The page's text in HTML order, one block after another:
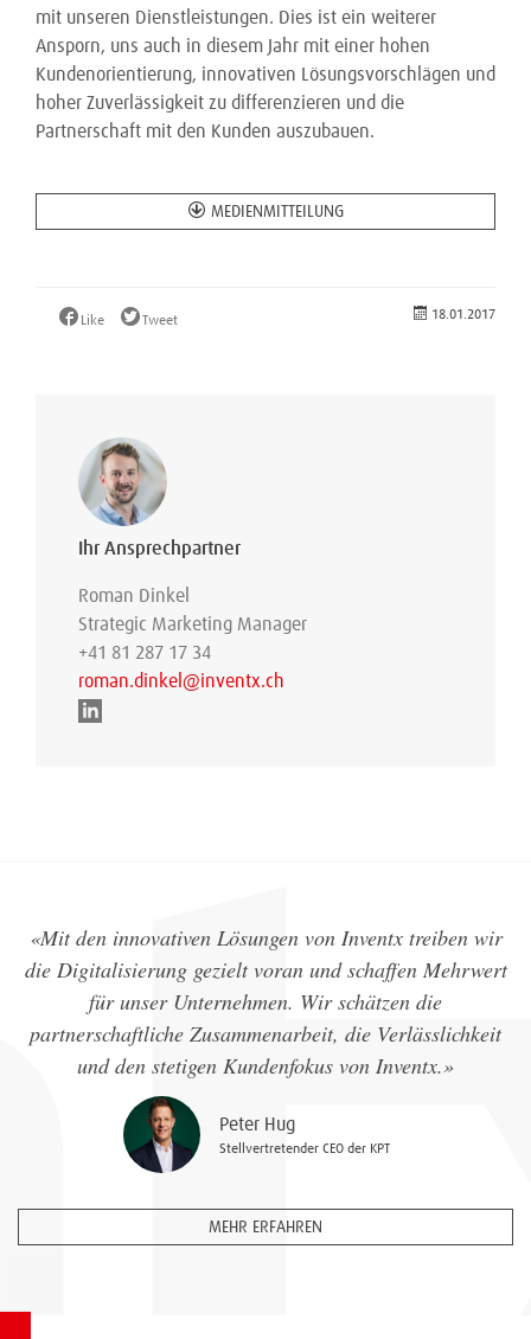
mit unseren Dienstleistungen. Dies ist ein weiterer
Ansporn, uns auch in diesem Jahr mit einer hohen
Kundenorientierung, innovativen Lösungsvorschlägen und
hoher Zuverlässigkeit zu differenzieren und die
Partnerschaft mit den Kunden auszubauen.
MEDIENMITTEILUNG
Like Tweet 18.01.2017
Ihr Ansprechpartner
Roman Dinkel
Strategic Marketing Manager
+41 81 287 17 34
roman.dinkel@inventx.ch
«Mit den innovativen Lösungen von Inventx treiben wir
die Digitalisierung gezielt voran und schaffen Mehrwert
für unser Unternehmen. Wir schätzen die
partnerschaftliche Zusammenarbeit, die Verlässlichkeit
und den stetigen Kundenfokus von Inventx.»
Peter Hug
Stellvertretender CEO der KPT
MEHR ERFAHREN